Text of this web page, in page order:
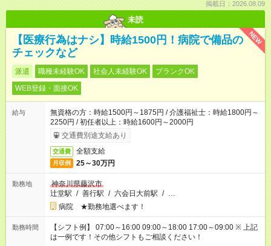
掲載日：2026.08.09
未読
NEW
【医療行為はナシ】時給1500円！病院で備品の
チェックなど
派遣 職種未経験OK 社会人未経験OK
ブランクOK
WEB登録・面接OK
給与
無資格の方：時給1500円～1875円 / 介護福祉士：時給1800円～
2250円 / 初任者以上：時給1600円～2000円
交通費別途支給あり
交通費 全額支給
月収例 25～30万円
勤務地
神奈川県藤沢市
辻堂駅 / 善行駅 / 六会日大前駅 / …
病院 ★勤務地選べます！
勤務時間
【シフト例】 07:00～16:00 09:00～18:00 17:00～09:00 ※ 上記
は一例です！その他シフトもご相談ください！